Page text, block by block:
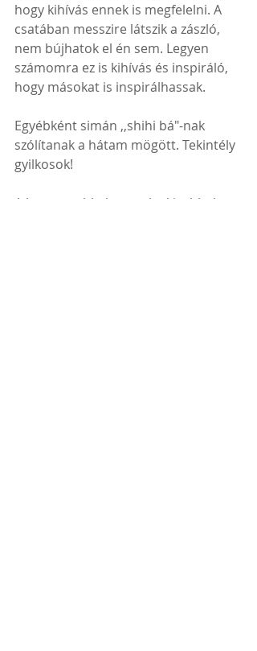
hogy kihívás ennek is megfelelni. A
csatában messzire látszik a zászló,
nem bújhatok el én sem. Legyen
számomra ez is kihívás és inspiráló,
hogy másokat is inspirálhassak.
Egyébként simán ,,shihi bá"-nak
szólítanak a hátam mögött. Tekintély
gyilkosok!
A legrosszabb, hogy a legkisebbek